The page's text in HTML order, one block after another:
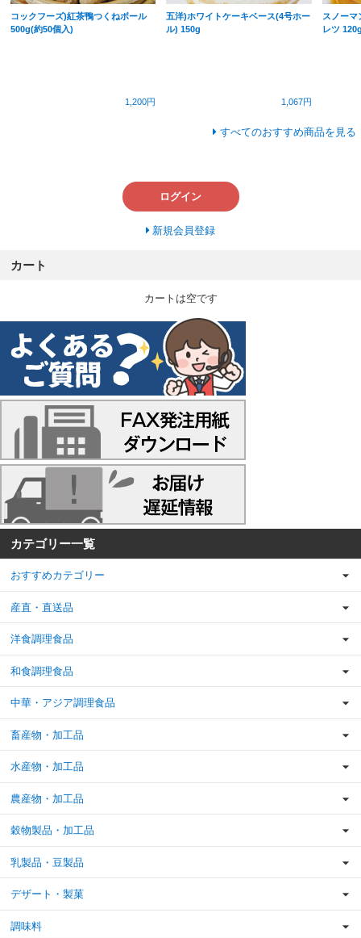
コックフーズ)紅茶鴨つくねボール
500g(約50個入)
1,200円
五洋)ホワイトケーキベース(4号ホー
ル) 150g
1,067円
スノーマ
レツ
すべてのおすすめ商品を見る
ログイン
新規会員登録
カート
カートは空です
カテゴリー一覧
おすすめカテゴリー
産直・直送品
洋食調理食品
和食調理食品
中華・アジア調理食品
畜産物・加工品
水産物・加工品
農産物・加工品
穀物製品・加工品
乳製品・豆製品
デザート・製菓
調味料